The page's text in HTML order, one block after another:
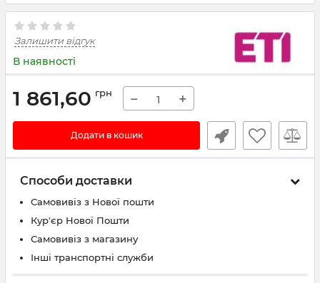
Залишити відгук
В наявності
1 861,60 грн − +
Додати в кошик
Способи доставки
Самовивіз з Нової пошти
Кур'єр Нової Пошти
Самовивіз з магазину
Інші транспортні служби